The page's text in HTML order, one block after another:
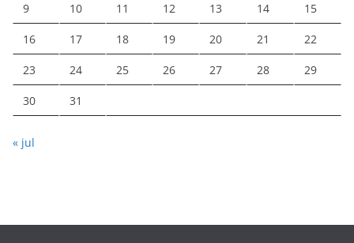
9 10 11 12 13 14 15
16 17 18 19 20 21 22
23 24 25 26 27 28 29
30 31
« jul